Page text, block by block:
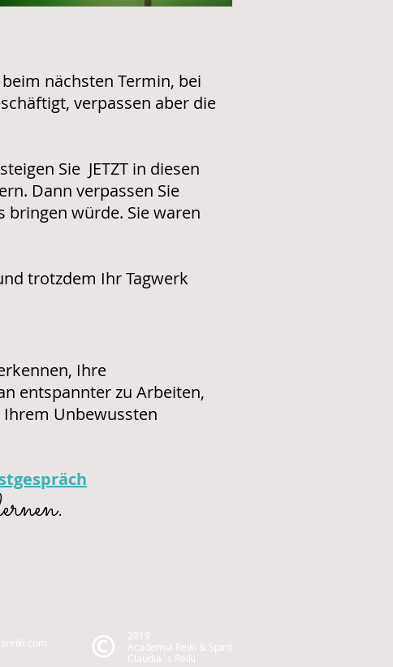
nächsten Termin, bei
verpassen aber die
Sie JETZT in diesen
Dann verpassen Sie
bringen würde. Sie waren
trotzdem Ihr Tagwerk
Ihre
entspannter zu Arbeiten,
Unbewussten
2019
Academia Reiki & Spirit
Claudia´s Reiki